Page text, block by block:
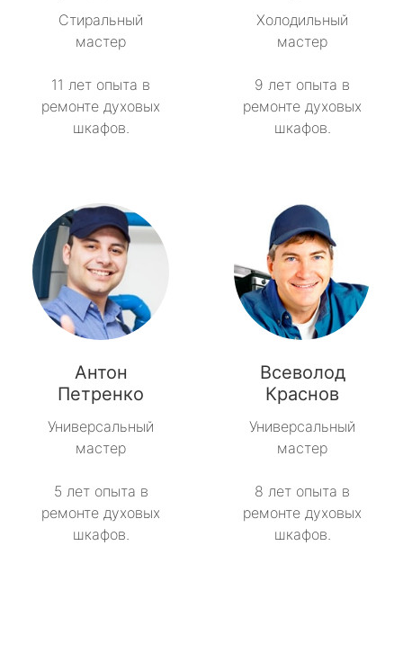
Стиральный
мастер
11 лет опыта в
ремонте духовых
шкафов.
Холодильный
мастер
9 лет опыта в
ремонте духовых
шкафов.
Антон
Петренко
Универсальный
мастер
5 лет опыта в
ремонте духовых
шкафов.
Всеволод
Краснов
Универсальный
мастер
8 лет опыта в
ремонте духовых
шкафов.